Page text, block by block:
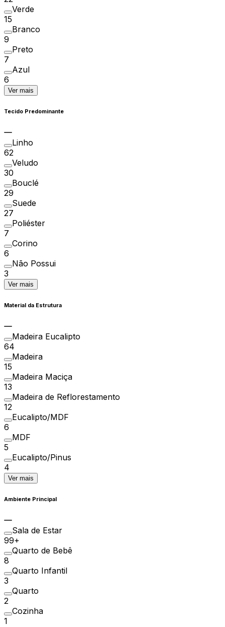
Verde
15
Branco
9
Preto
7
Azul
6
Ver mais
Tecido Predominante
Linho
62
Veludo
30
Bouclé
29
Suede
27
Poliéster
7
Corino
6
Não Possui
3
Ver mais
Material da Estrutura
Madeira Eucalipto
64
Madeira
15
Madeira Maciça
13
Madeira de Reflorestamento
12
Eucalipto/MDF
6
MDF
5
Eucalipto/Pinus
4
Ver mais
Ambiente Principal
Sala de Estar
99+
Quarto de Bebê
8
Quarto Infantil
3
Quarto
2
Cozinha
1